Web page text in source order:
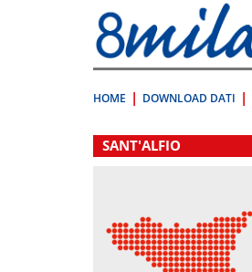
direttamente
a:
Contenuto
HOME DOWNLOAD DATI
.
SANT'ALFIO